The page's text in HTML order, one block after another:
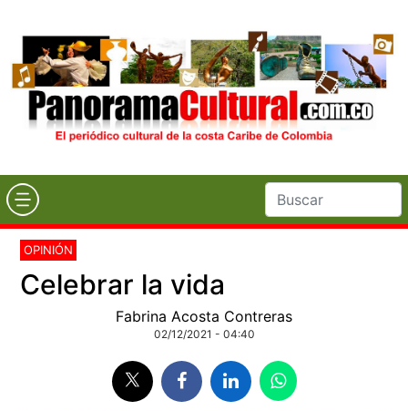
OPINIÓN
Celebrar la vida
Fabrina Acosta Contreras
02/12/2021 - 04:40